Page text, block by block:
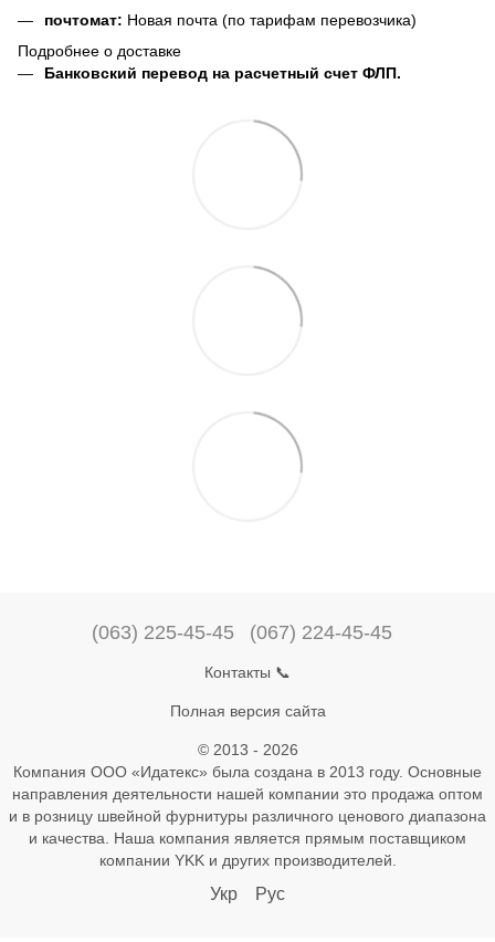
почтомат: Новая почта (по тарифам перевозчика)
Подробнее о доставке
Банковский перевод на расчетный счет ФЛП.
(063) 225-45-45 (067) 224-45-45
Контакты 📞
Полная версия сайта
© 2013 - 2026
Компания ООО «Идатекс» была создана в 2013 году. Основные
направления деятельности нашей компании это продажа оптом
и в розницу швейной фурнитуры различного ценового диапазона
и качества. Наша компания является прямым поставщиком
компании YKK и других производителей.
Укр Рус